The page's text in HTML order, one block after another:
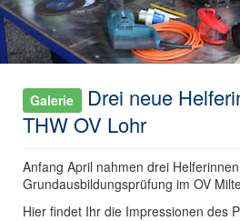
Galerie
Drei neue
THW OV Lohr
Anfang April nahmen drei
Grundausbildungsprüfung im OV
Hier findet Ihr die Impressionen des